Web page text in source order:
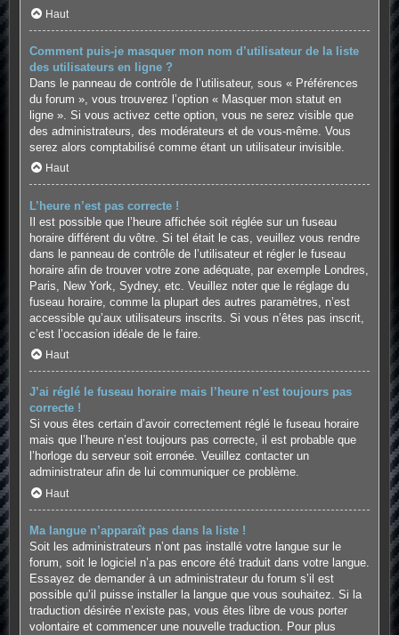
Haut
Comment puis-je masquer mon nom d’utilisateur de la liste
des utilisateurs en ligne ?
Dans le panneau de contrôle de l’utilisateur, sous « Préférences
du forum », vous trouverez l’option « Masquer mon statut en
ligne ». Si vous activez cette option, vous ne serez visible que
des administrateurs, des modérateurs et de vous-même. Vous
serez alors comptabilisé comme étant un utilisateur invisible.
Haut
L’heure n’est pas correcte !
Il est possible que l’heure affichée soit réglée sur un fuseau
horaire différent du vôtre. Si tel était le cas, veuillez vous rendre
dans le panneau de contrôle de l’utilisateur et régler le fuseau
horaire afin de trouver votre zone adéquate, par exemple Londres,
Paris, New York, Sydney, etc. Veuillez noter que le réglage du
fuseau horaire, comme la plupart des autres paramètres, n’est
accessible qu’aux utilisateurs inscrits. Si vous n’êtes pas inscrit,
c’est l’occasion idéale de le faire.
Haut
J’ai réglé le fuseau horaire mais l’heure n’est toujours pas
correcte !
Si vous êtes certain d’avoir correctement réglé le fuseau horaire
mais que l’heure n’est toujours pas correcte, il est probable que
l’horloge du serveur soit erronée. Veuillez contacter un
administrateur afin de lui communiquer ce problème.
Haut
Ma langue n’apparaît pas dans la liste !
Soit les administrateurs n’ont pas installé votre langue sur le
forum, soit le logiciel n’a pas encore été traduit dans votre langue.
Essayez de demander à un administrateur du forum s’il est
possible qu’il puisse installer la langue que vous souhaitez. Si la
traduction désirée n’existe pas, vous êtes libre de vous porter
volontaire et commencer une nouvelle traduction. Pour plus